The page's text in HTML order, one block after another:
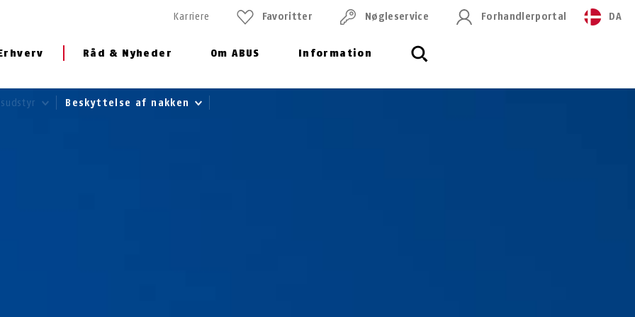
Råd & Nyheder Om ABUS Information
Karriere Favoritter Nøgleservice Forhandlerportal DA
Beskyttelse af nakken